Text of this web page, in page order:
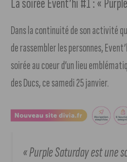
La soirée Event’hi #1 : «
Dans la continuité de son activité
de rassembler les personnes,
soirée au coeur d’un lieu
des Ducs, ce samedi 25 janvier.
« Purple Saturday est une